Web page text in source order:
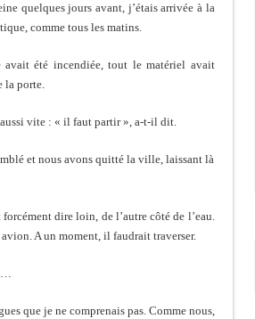
quelques jours avant, j’étais arrivée à la
comme tous les matins.
avait été incendiée, tout le matériel avait
la porte.
vite : « il faut partir », a-t-il dit.
et nous avons quitté la ville, laissant là
dire loin, de l’autre côté de l’eau.
A un moment, il faudrait traverser.
que je ne comprenais pas. Comme nous,